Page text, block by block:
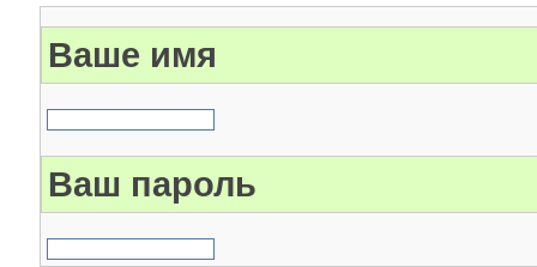
Ваше имя
Ваш пароль